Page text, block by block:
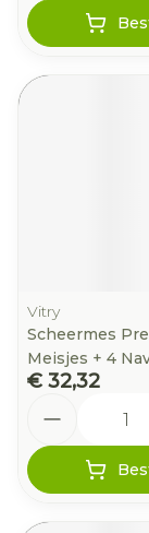
Vitry
Scheermes
Meisjes + 4
€ 32,32